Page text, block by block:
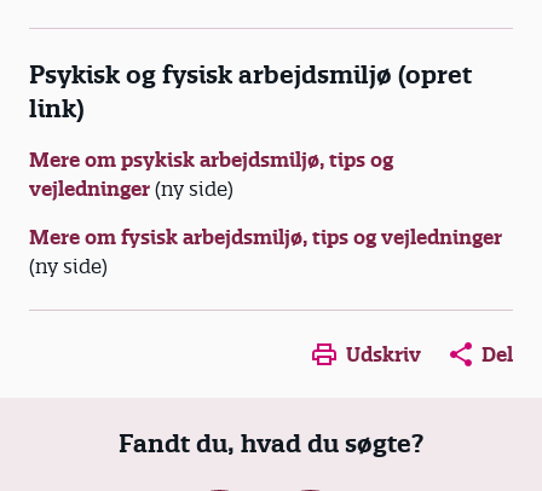
Psykisk og fysisk arbejdsmiljø (opret
link)
Mere om psykisk arbejdsmiljø, tips og
vejledninger (ny side)
Mere om fysisk arbejdsmiljø, tips og vejledninger
(ny side)
Opens in a new window
Opens in a new
Opens in
Udskriv Del
Fandt du, hvad du søgte?